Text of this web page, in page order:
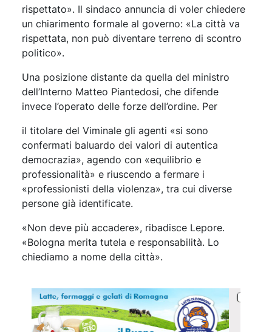
rispettato». Il sindaco annuncia di voler chiedere
un chiarimento formale al governo: «La città va
rispettata, non può diventare terreno di scontro
politico».
Una posizione distante da quella del ministro
dell’Interno Matteo Piantedosi, che difende
invece l’operato delle forze dell’ordine. Per
il titolare del Viminale gli agenti «si sono
confermati baluardo dei valori di autentica
democrazia», agendo con «equilibrio e
professionalità» e riuscendo a fermare i
«professionisti della violenza», tra cui diverse
persone già identificate.
«Non deve più accadere», ribadisce Lepore.
«Bologna merita tutela e responsabilità. Lo
chiediamo a nome della città».